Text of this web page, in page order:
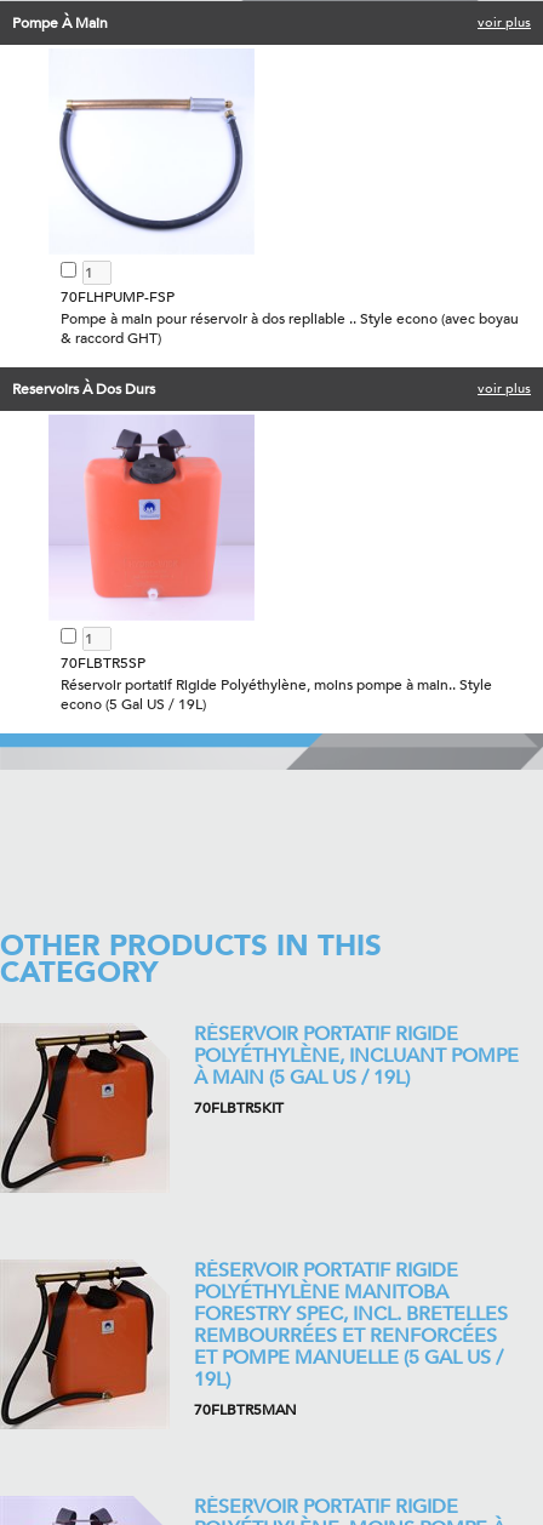
Pompe À Main voir plus
70FLHPUMP-FSP
Pompe à main pour réservoir à dos repliable .. Style econo (avec boyau
& raccord GHT)
Reservoirs À Dos Durs voir plus
70FLBTR5SP
Réservoir portatif Rigide Polyéthylène, moins pompe à main.. Style
econo (5 Gal US / 19L)
OTHER PRODUCTS IN THIS
CATEGORY
RÉSERVOIR PORTATIF RIGIDE
POLYÉTHYLÈNE, INCLUANT POMPE
À MAIN (5 GAL US / 19L)
70FLBTR5KIT
RÉSERVOIR PORTATIF RIGIDE
POLYÉTHYLÈNE MANITOBA
FORESTRY SPEC, INCL. BRETELLES
REMBOURRÉES ET RENFORCÉES
ET POMPE MANUELLE (5 GAL US /
19L)
70FLBTR5MAN
RÉSERVOIR PORTATIF RIGIDE